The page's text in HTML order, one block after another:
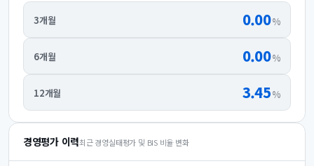
3개월 0.00%
6개월 0.00%
12개월 3.45%
경영평가 이력최근 경영실태평가 및 BIS 비율 변화